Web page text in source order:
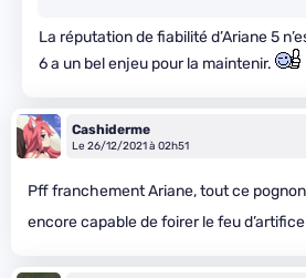
La réputation de fiabilité d’Ariane 5
6 a un bel enjeu pour la maintenir.
Cashiderme
Le 26/12/2021 à 02h51
Pff franchement Ariane, tout ce
encore capable de foirer le feu